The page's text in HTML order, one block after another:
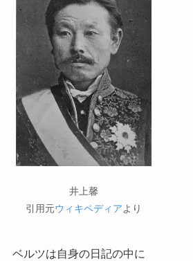
井上馨
引用元ウィキペディアより
ベルツは自身の日記の中に